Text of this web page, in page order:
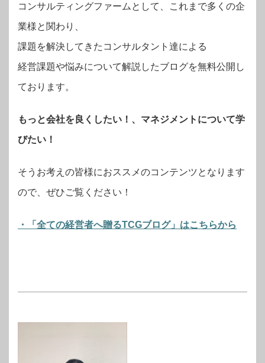
コンサルティングファームとして、これまで多くの企
業様と関わり、
課題を解決してきたコンサルタント達による
経営課題や悩みについて解説したブログを無料公開し
ております。
もっと会社を良くしたい！、マネジメントについて学
びたい！
そうお考えの皆様におススメのコンテンツとなります
ので、ぜひご覧ください！
・「全ての経営者へ贈るTCGブログ」はこちらから